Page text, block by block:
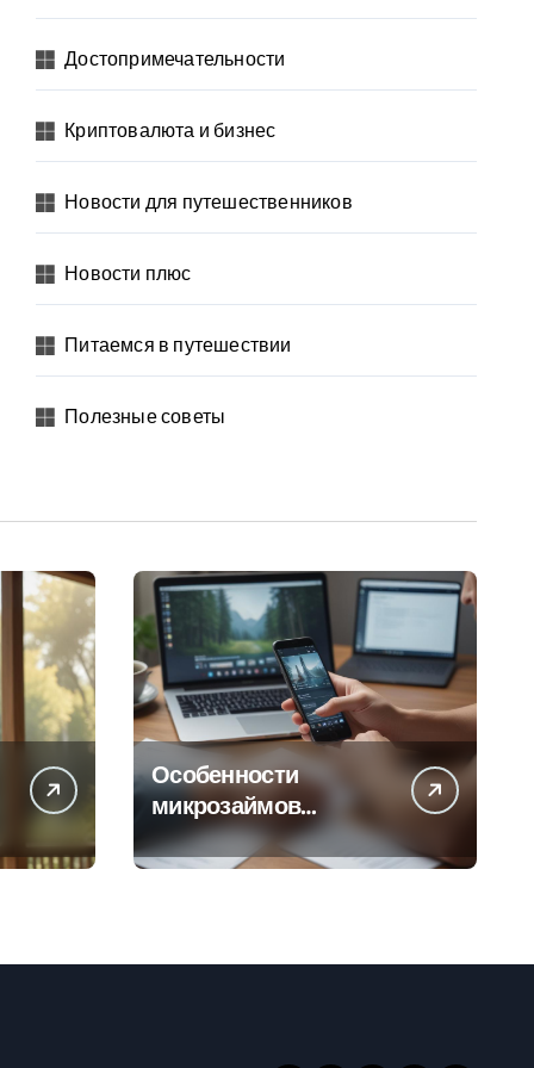
Достопримечательности
Криптовалюта и бизнес
Новости для путешественников
Новости плюс
Питаемся в путешествии
Полезные советы
Особенности
микрозаймов
онлайн: условия,
процентные ставки и